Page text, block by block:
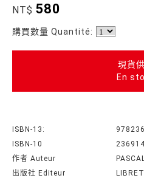
NT$ 580
購買數量 Quantité:
現貨
En
ISBN-13:
ISBN-10
作者 Auteur
出版社 Editeur